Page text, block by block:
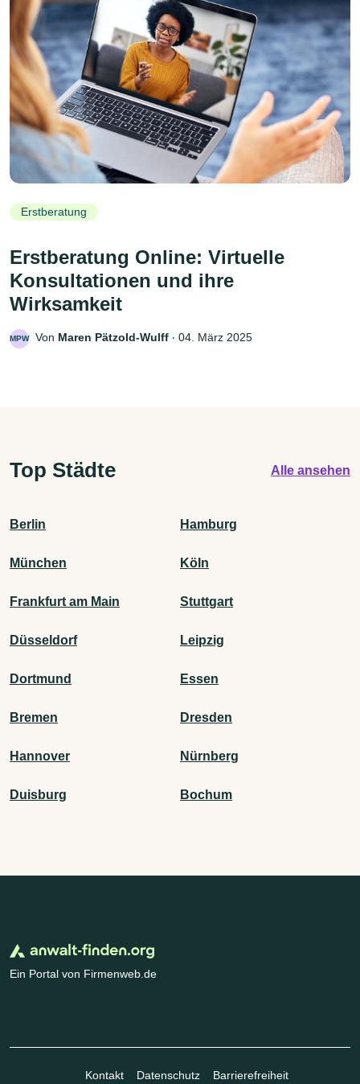
Erstberatung
Erstberatung Online: Virtuelle
Konsultationen und ihre
Wirksamkeit
MPW Von Maren Pätzold-Wulff ‧ 04. März 2025
Top Städte Alle ansehen
Berlin Hamburg
München Köln
Frankfurt am Main Stuttgart
Düsseldorf Leipzig
Dortmund Essen
Bremen Dresden
Hannover Nürnberg
Duisburg Bochum
Ein Portal von Firmenweb.de
Kontakt Datenschutz Barrierefreiheit